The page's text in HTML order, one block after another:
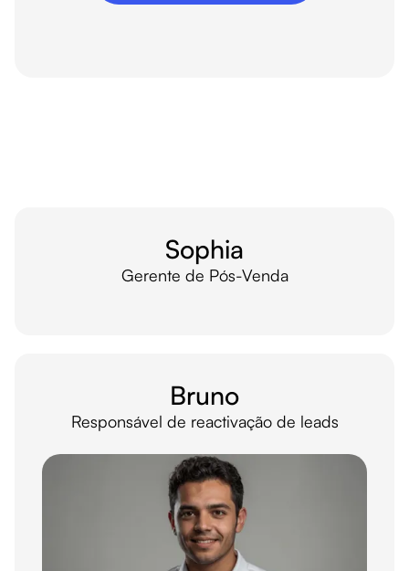
Sophia
Gerente de Pós-Venda
Bruno
Responsável de reactivação de leads